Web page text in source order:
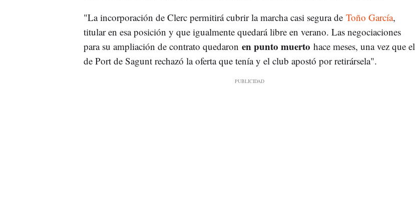
"La incorporación de Clerc permitirá cubrir la marcha casi segura de Toño García,
titular en esa posición y que igualmente quedará libre en verano. Las negociaciones
para su ampliación de contrato quedaron en punto muerto hace meses, una vez que el
de Port de Sagunt rechazó la oferta que tenía y el club apostó por retirársela".